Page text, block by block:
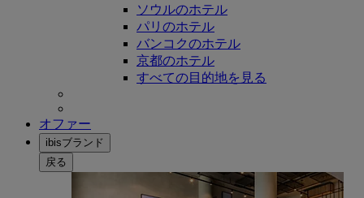
ソウルのホテル
パリのホテル
バンコクのホテル
京都のホテル
すべての目的地を見る
オファー
ibisブランド
戻る